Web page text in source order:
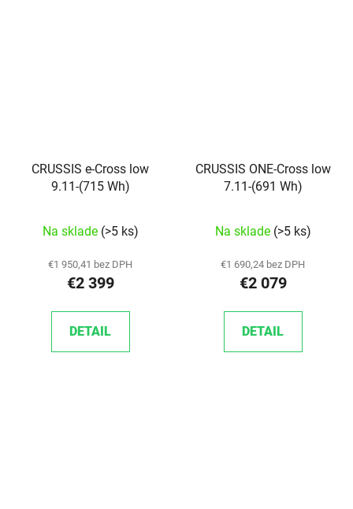
CRUSSIS e-Cross low
9.11-(715 Wh)
Na sklade (>5 ks)
€1 950,41 bez DPH
€2 399
DETAIL
CRUSSIS ONE-Cross low
7.11-(691 Wh)
Na sklade (>5 ks)
€1 690,24 bez DPH
€2 079
DETAIL